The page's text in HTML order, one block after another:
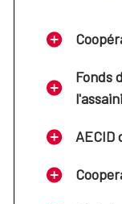
Fonds
AECID